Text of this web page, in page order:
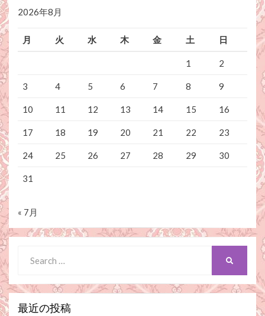
2026年8月
月 火 水 木 金 土 日
1 2
3 4 5 6 7 8 9
10 11 12 13 14 15 16
17 18 19 20 21 22 23
24 25 26 27 28 29 30
31
« 7月
for:
最近の投稿